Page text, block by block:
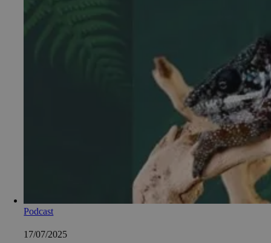
Podcast
17/07/2025